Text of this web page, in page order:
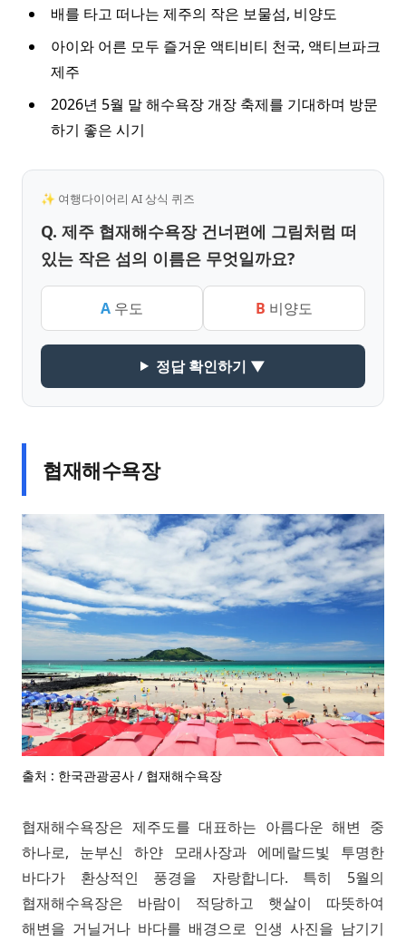
배를 타고 떠나는 제주의 작은 보물섬, 비양도
아이와 어른 모두 즐거운 액티비티 천국, 액티브파크
제주
2026년 5월 말 해수욕장 개장 축제를 기대하며 방문
하기 좋은 시기
✨ 여행다이어리 AI 상식 퀴즈
Q. 제주 협재해수욕장 건너편에 그림처럼 떠
있는 작은 섬의 이름은 무엇일까요?
A 우도 B 비양도
정답 확인하기 ▼
협재해수욕장
출처 : 한국관광공사 / 협재해수욕장
협재해수욕장은 제주도를 대표하는 아름다운 해변 중
하나로, 눈부신 하얀 모래사장과 에메랄드빛 투명한
바다가 환상적인 풍경을 자랑합니다. 특히 5월의
협재해수욕장은 바람이 적당하고 햇살이 따뜻하여
해변을 거닐거나 바다를 배경으로 인생 사진을 남기기